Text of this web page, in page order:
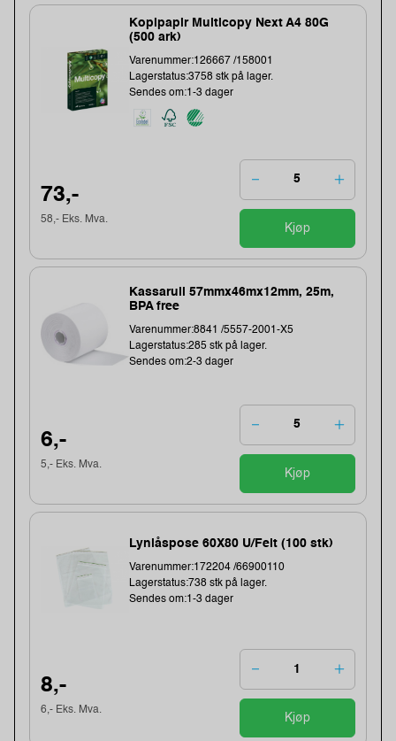
Kopipapir Multicopy Next A4 80G
(500 ark)
Varenummer:126667 /158001
Lagerstatus:3758 stk på lager.
Sendes om:1-3 dager
73,-
58,- Eks. Mva.
Kjøp
Kassarull 57mmx46mx12mm, 25m,
BPA free
Varenummer:8841 /5557-2001-X5
Lagerstatus:285 stk på lager.
Sendes om:2-3 dager
6,-
5,- Eks. Mva.
Kjøp
Lynlåspose 60X80 U/Felt (100 stk)
Varenummer:172204 /66900110
Lagerstatus:738 stk på lager.
Sendes om:1-3 dager
8,-
6,- Eks. Mva.
Kjøp